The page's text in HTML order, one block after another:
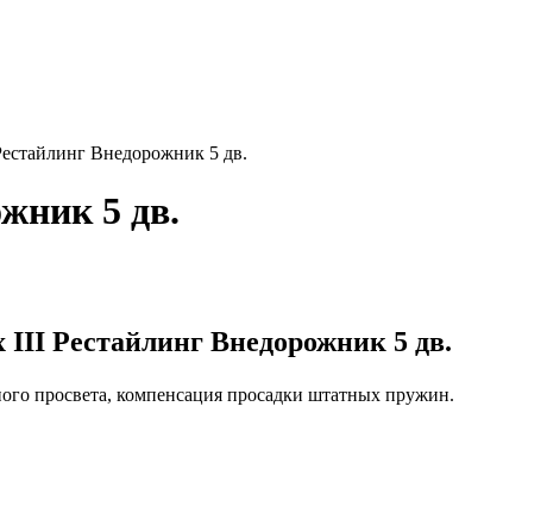
Внедорожник 5 дв.
5 дв.
III Рестайлинг Внедорожник 5 дв.
просвета, компенсация просадки штатных пружин.